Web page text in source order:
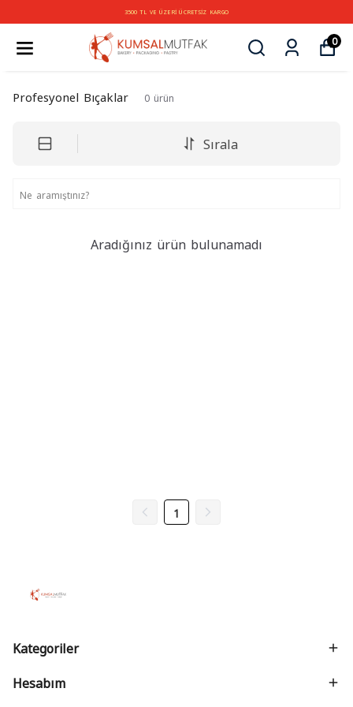
3500 TL VE ÜZERİ ÜCRETSİZ KARGO
0
Profesyonel Bıçaklar 0 ürün
Sırala
Aradığınız ürün bulunamadı
1
Kategoriler
Hesabım